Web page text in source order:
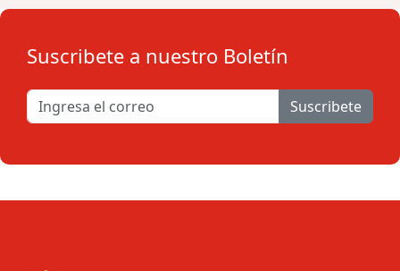
Suscribete a nuestro Boletín
Suscribete